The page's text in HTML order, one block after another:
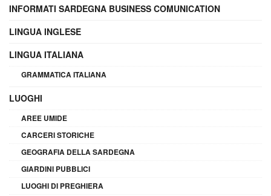
INFORMATI SARDEGNA BUSINESS COMUNICATION
LINGUA INGLESE
LINGUA ITALIANA
GRAMMATICA ITALIANA
LUOGHI
AREE UMIDE
CARCERI STORICHE
GEOGRAFIA DELLA SARDEGNA
GIARDINI PUBBLICI
LUOGHI DI PREGHIERA